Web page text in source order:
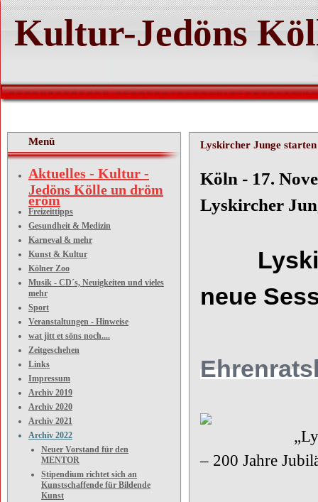
Kultur-Jedöns
Menü
Aktuelles - Kultur -
Jedöns Kölle un dröm
eröm
Freizeittipps
Gesundheit & Medizin
Karneval & mehr
Kunst & Kultur
Kölner Zoo
Musik - CD´s, Neuigkeiten und vieles
mehr
Sport
Veranstaltungen - Hinweise
wat jitt et söns noch....
Zeitgeschehen
Links
Impressum
Archiv 2019
Archiv 2020
Archiv 2021
Archiv 2022
Neuer Vorstand für den
MENTOR
Stipendium richtet sich an
Kunstschaffende für Bildende
Kunst
Lyskircher Junge
Köln -
Lyskircher
neue
„Lyskircher
– 200 Jahre